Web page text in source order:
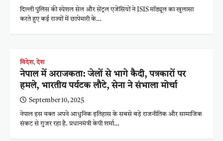
दिल्ली पुलिस की स्पेशल सेल और सेंट्रल एजेंसियों ने ISIS मॉड्यूल का खुलासा
करते हुए कई राज्यों में छापेमारी के…
विदेश, देश
नेपाल में अराजकता: जेलों से भागे कैदी, पत्रकारों पर
हमले, भारतीय पर्यटक लौटे, सेना ने संभाला मोर्चा
September 10, 2025
नेपाल इस वक्त अपने आधुनिक इतिहास के सबसे बड़े राजनीतिक और सामाजिक
संकट से गुजर रहा है. प्रधानमंत्री केपी शर्मा…